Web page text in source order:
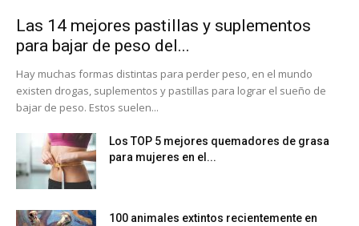
Las 14 mejores pastillas y suplementos
para bajar de peso del...
Hay muchas formas distintas para perder peso, en el mundo
existen drogas, suplementos y pastillas para lograr el sueño de
bajar de peso. Estos suelen...
Los TOP 5 mejores quemadores de grasa
para mujeres en el...
100 animales extintos recientemente en